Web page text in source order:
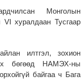
Монголын
хуралдаан Тусгаар
илтгэл, зохион
бөгөөд НАМЭХ-ны
байгаа ч Бага